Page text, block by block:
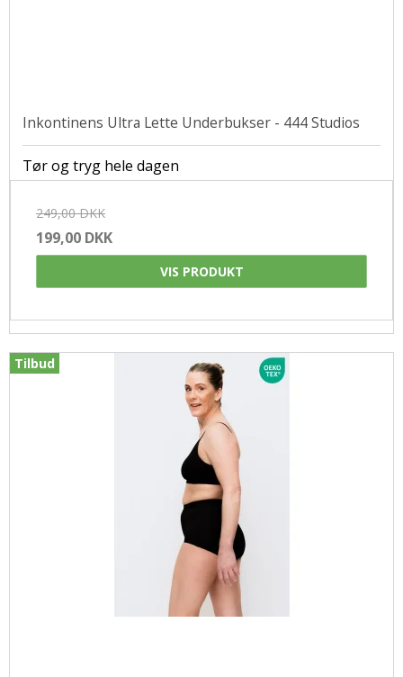
Inkontinens Ultra Lette Underbukser - 444 Studios
Tør og tryg hele dagen
249,00 DKK
199,00 DKK
VIS PRODUKT
Tilbud